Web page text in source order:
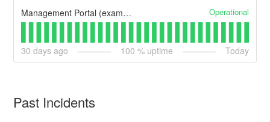
Management Portal (example) Operational
30 days ago 100 % uptime Today
Past Incidents